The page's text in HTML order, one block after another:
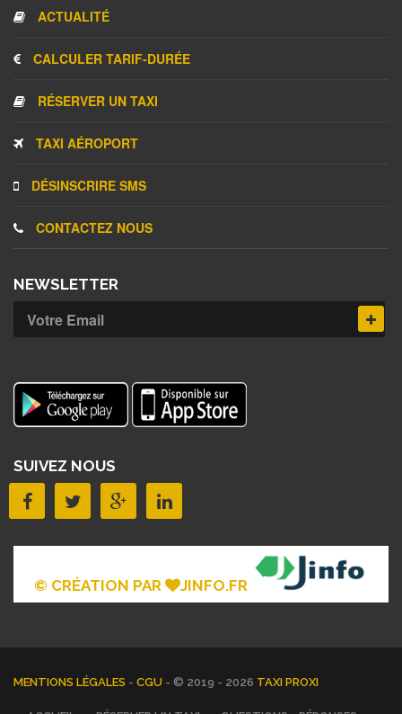
ACTUALITÉ
CALCULER TARIF-DURÉE
RÉSERVER UN TAXI
TAXI AÉROPORT
DÉSINSCRIRE SMS
CONTACTEZ NOUS
NEWSLETTER
SUIVEZ NOUS
© CRÉATION PAR JINFO.FR
MENTIONS LÉGALES - CGU - © 2019 - 2026 TAXI PROXI